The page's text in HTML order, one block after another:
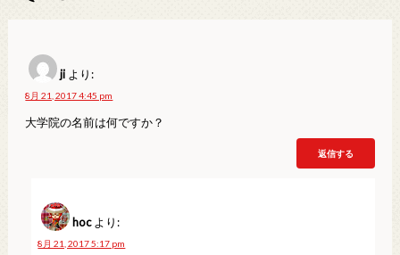
ji より:
8月 21, 2017 4:45 pm
大学院の名前は何ですか？
返信する
hoc より:
8月 21, 2017 5:17 pm